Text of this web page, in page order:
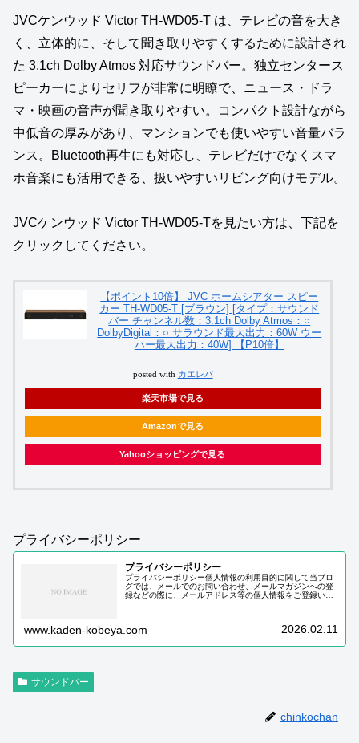
JVCケンウッド Victor TH‑WD05‑T は、テレビの音を大き
く、立体的に、そして聞き取りやすくするために設計され
た 3.1ch Dolby Atmos 対応サウンドバー。独立センタース
ピーカーによりセリフが非常に明瞭で、ニュース・ドラ
マ・映画の音声が聞き取りやすい。コンパクト設計ながら
中低音の厚みがあり、マンションでも使いやすい音量バラ
ンス。Bluetooth再生にも対応し、テレビだけでなくスマ
ホ音楽にも活用できる、扱いやすいリビング向けモデル。
JVCケンウッド Victor TH‑WD05‑Tを見たい方は、下記を
クリックしてください。
【ポイント10倍】 JVC ホームシアター スピー
カー TH-WD05-T [ブラウン] [タイプ：サウンド
バー チャンネル数：3.1ch Dolby Atmos：○
DolbyDigital：○ サラウンド最大出力：60W ウー
ハー最大出力：40W] 【P10倍】
posted with カエレバ
楽天市場で見る
Amazonで見る
Yahooショッピングで見る
プライバシーポリシー
プライバシーポリシー
プライバシーポリシー個人情報の利用目的に関して当ブロ
グでは、メールでのお問い合わせ、メールマガジンへの登
録などの際に、メールアドレス等の個人情報をご登録いた
www.kaden-kobeya.com 2026.02.11
サウンドバー
chinkochan